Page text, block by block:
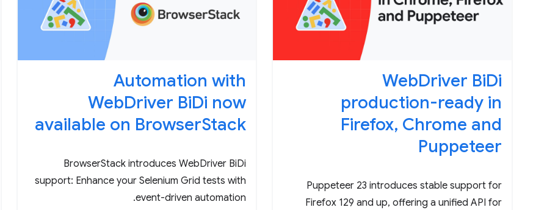
WebDriver BiDi
production-ready in
Firefox, Chrome and
Puppeteer
Puppeteer 23 introduces stable support for
Firefox 129 and up, offering a unified API for
Automation with
WebDriver BiDi now
available on BrowserStack
BrowserStack introduces WebDriver BiDi
support: Enhance your Selenium Grid tests with
event-driven automation.